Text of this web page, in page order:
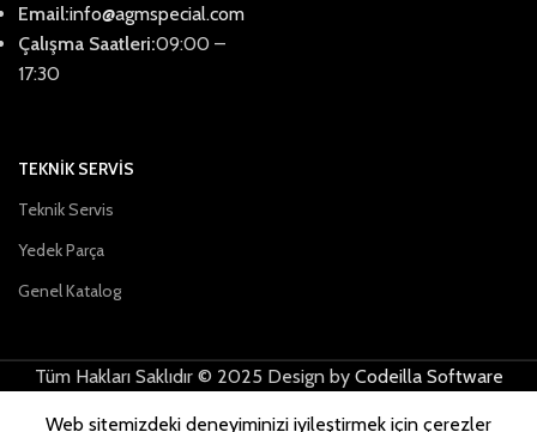
Email:info@agmspecial.com
Çalışma Saatleri:09:00 –
17:30
TEKNİK SERVİS
Teknik Servis
Yedek Parça
Genel Katalog
Tüm Hakları Saklıdır © 2025 Design by Codeilla Software
Web sitemizdeki deneyiminizi iyileştirmek için çerezler